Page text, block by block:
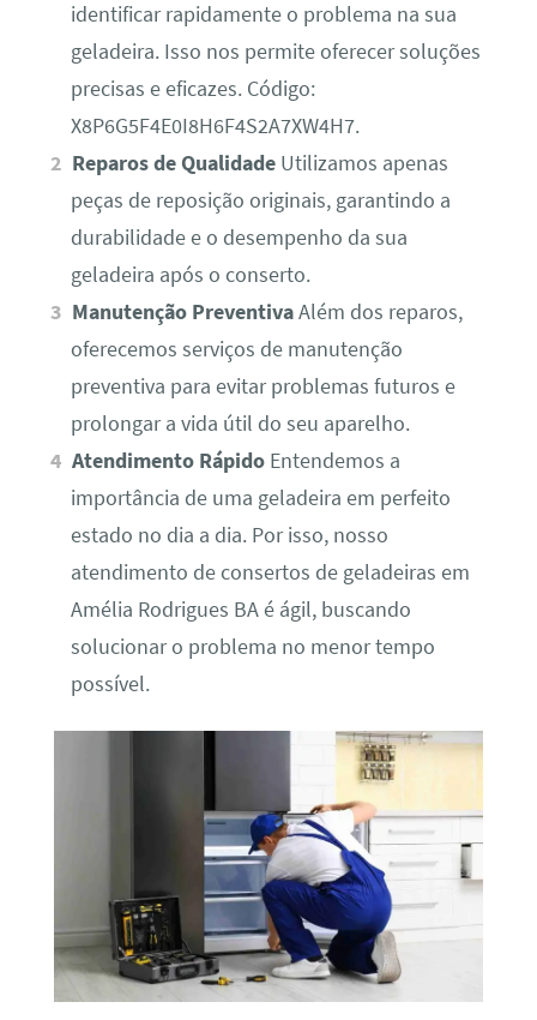
identificar rapidamente o problema na sua
geladeira. Isso nos permite oferecer soluções
precisas e eficazes. Código:
X8P6G5F4E0I8H6F4S2A7XW4H7.
Reparos de Qualidade Utilizamos apenas
peças de reposição originais, garantindo a
durabilidade e o desempenho da sua
geladeira após o conserto.
Manutenção PreventivaAlém dos reparos,
oferecemos serviços de manutenção
preventiva para evitar problemas futuros e
prolongar a vida útil do seu aparelho.
Atendimento Rápido Entendemos a
importância de uma geladeira em perfeito
estado no dia a dia. Por isso, nosso
atendimento de consertos de geladeiras em
Amélia Rodrigues BA é ágil, buscando
solucionar o problema no menor tempo
possível.